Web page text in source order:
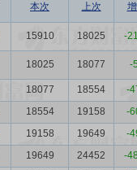
本次 上次
15910 18025 -
18025 18077 -
18077 18554
-
18554 19158
-
19158 19649
-
19649 24452
-